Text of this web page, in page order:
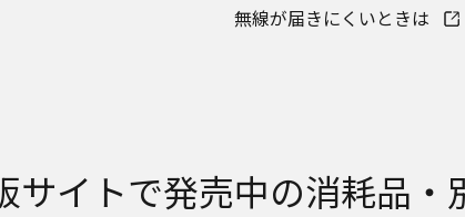
無線が届きにくいときは
サイトで発売中の消耗品・